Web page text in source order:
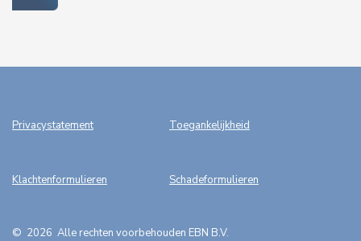
© 2026 Alle rechten voorbehouden EBN B.V.
Privacystatement Toegankelijkheid
Klachtenformulieren Schadeformulieren